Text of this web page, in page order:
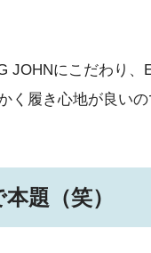
JOHNにこだわり
く履き心地が良い
題（笑）